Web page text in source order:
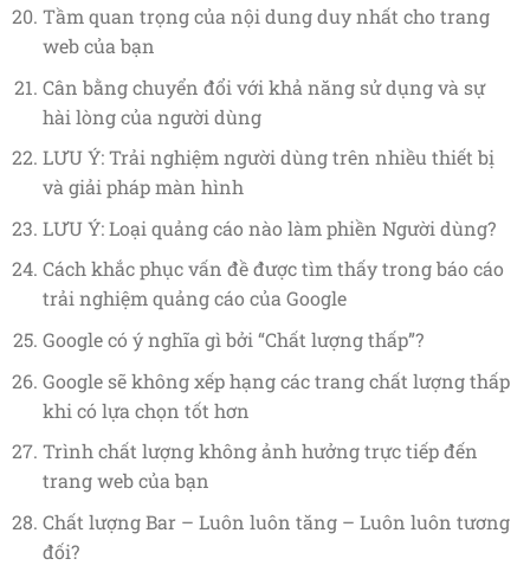
Tầm quan trọng của nội dung duy nhất cho trang
web của bạn
Cân bằng chuyển đổi với khả năng sử dụng và sự
hài lòng của người dùng
LƯU Ý: Trải nghiệm người dùng trên nhiều thiết bị
và giải pháp màn hình
LƯU Ý: Loại quảng cáo nào làm phiền Người dùng?
Cách khắc phục vấn đề được tìm thấy trong báo cáo
trải nghiệm quảng cáo của Google
Google có ý nghĩa gì bởi “Chất lượng thấp”?
Google sẽ không xếp hạng các trang chất lượng thấp
khi có lựa chọn tốt hơn
Trình chất lượng không ảnh hưởng trực tiếp đến
trang web của bạn
Chất lượng Bar – Luôn luôn tăng – Luôn luôn tương
đối?